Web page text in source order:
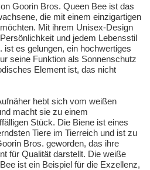
Goorin Bros. Queen Bee ist das
die mit einem einzigartigen
Mit ihrem Unisex-Design
und jedem Lebensstil
es gelungen, ein hochwertiges
seine Funktion als Sonnenschutz
Element ist, das nicht
hebt sich vom weißen
macht sie zu einem
Stück. Die Biene ist eines
Tiere im Tierreich und ist zu
Bros. geworden, das ihre
für Qualität darstellt. Die weiße
ist ein Beispiel für die Exzellenz,